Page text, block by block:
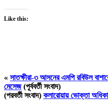
Like this:
« সাতক্ষীরা-৩ আসনের এমপি রবিউল
মেসেজ(পূর্ববর্তী সংবাদ)
(পরবর্তী সংবাদ) কলারোয়ায় ভোক্তা